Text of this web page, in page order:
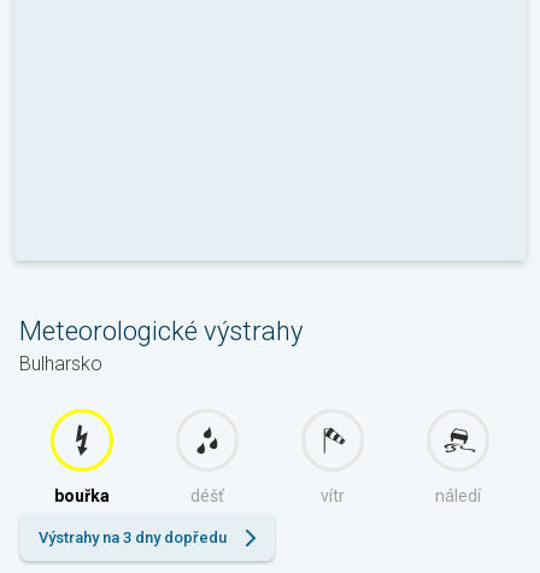
Meteorologické výstrahy
Bulharsko
bouřka déšť vítr náledí
Výstrahy na 3 dny dopředu